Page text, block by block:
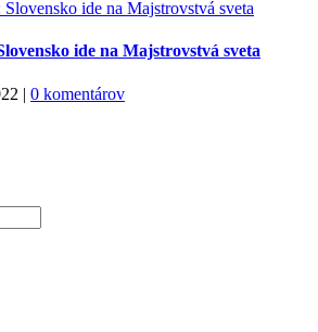
ide na Majstrovstvá sveta
| 0 komentárov